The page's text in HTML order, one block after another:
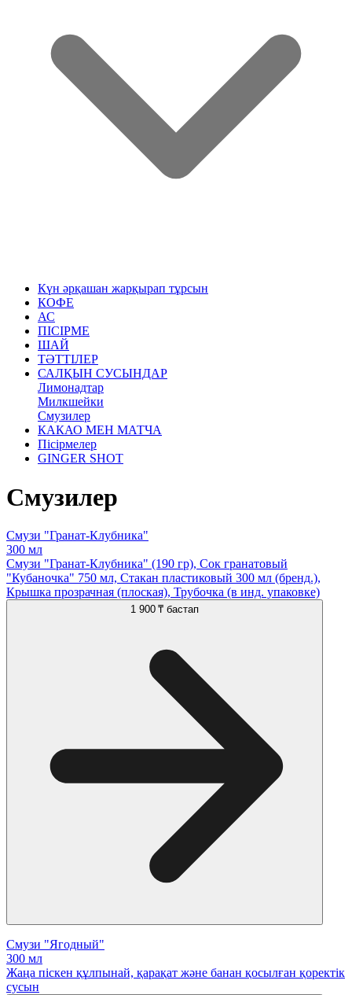
Күн әрқашан жарқырап тұрсын
КОФЕ
АС
ПІСІРМЕ
ШАЙ
ТӘТТІЛЕР
САЛҚЫН СУСЫНДАР
Лимонадтар
Милкшейки
Смузилер
КАКАО МЕН МАТЧА
Пісірмелер
GINGER SHOT
Смузилер
Смузи "Гранат-Клубника"
300 мл
Смузи "Гранат-Клубника" (190 гр), Сок гранатовый
"Кубаночка" 750 мл, Стакан пластиковый 300 мл (бренд.),
Крышка прозрачная (плоская), Трубочка (в инд. упаковке)
1 900 ₸ бастап
Смузи "Ягодный"
300 мл
Жаңа піскен құлпынай, қарақат және банан қосылған қоректік
сусын